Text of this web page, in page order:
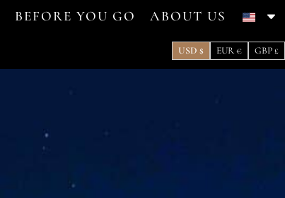
BEFORE YOU GO ABOUT US
USD $ EUR € GBP £